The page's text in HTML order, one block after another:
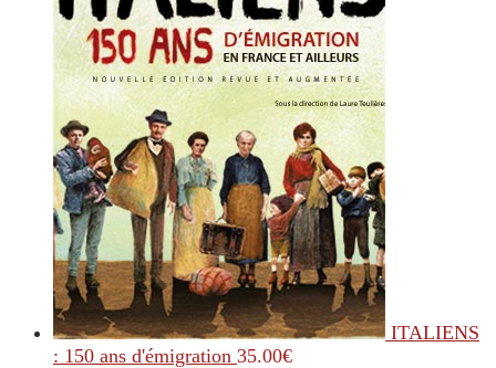
ITALIENS
: 150 ans d'émigration 35.00€